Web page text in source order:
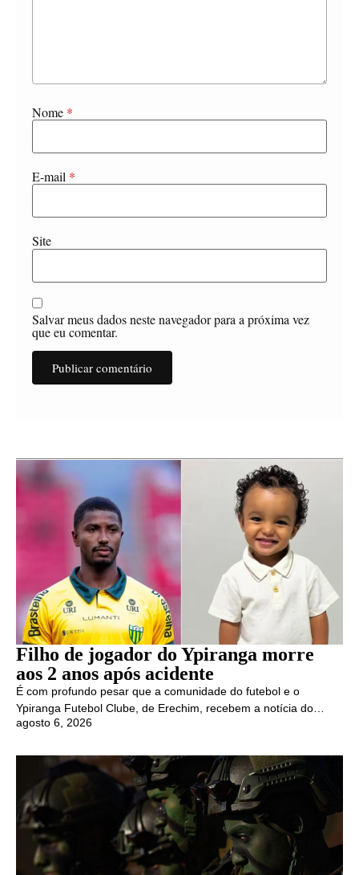
Nome *
E-mail *
Site
Salvar meus dados neste navegador para a próxima vez
que eu comentar.
Filho de jogador do Ypiranga morre
aos 2 anos após acidente
É com profundo pesar que a comunidade do futebol e o
Ypiranga Futebol Clube, de Erechim, recebem a notícia do…
agosto 6, 2026